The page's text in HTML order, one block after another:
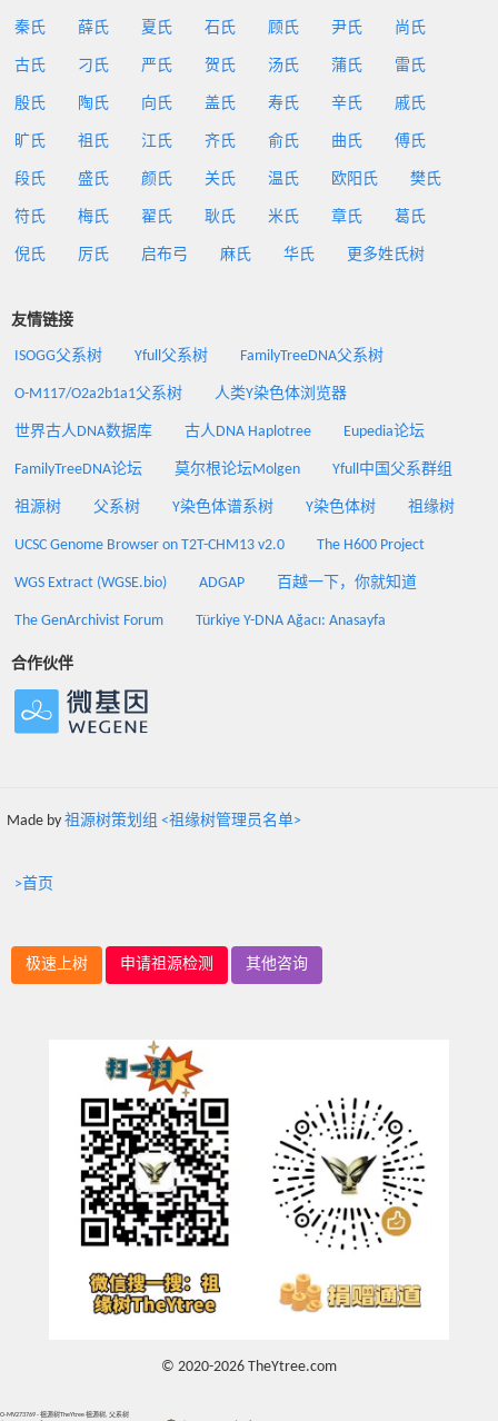
秦氏 薛氏 夏氏 石氏 顾氏 尹氏 尚氏
古氏 刁氏 严氏 贺氏 汤氏 蒲氏 雷氏
殷氏 陶氏 向氏 盖氏 寿氏 辛氏 戚氏
旷氏 祖氏 江氏 齐氏 俞氏 曲氏 傅氏
段氏 盛氏 颜氏 关氏 温氏 欧阳氏 樊氏
符氏 梅氏 翟氏 耿氏 米氏 章氏 葛氏
倪氏 厉氏 启布弓 麻氏 华氏 更多姓氏树
友情链接
ISOGG父系树 Yfull父系树 FamilyTreeDNA父系树
O-M117/O2a2b1a1父系树 人类Y染色体浏览器
世界古人DNA数据库 古人DNA Haplotree Eupedia论坛
FamilyTreeDNA论坛 莫尔根论坛Molgen Yfull中国父系群组
祖源树 父系树 Y染色体谱系树 Y染色体树 祖缘树
UCSC Genome Browser on T2T-CHM13 v2.0 The H600 Project
WGS Extract (WGSE.bio) ADGAP 百越一下，你就知道
The GenArchivist Forum Türkiye Y-DNA Ağacı: Anasayfa
合作伙伴
Made by 祖源树策划组 <祖缘树管理员名单>
>首页
极速上树 申请祖源检测 其他咨询
© 2020-2026 TheYtree.com
O-MV273769 - 祖源树TheYtree 祖源树, 父系树